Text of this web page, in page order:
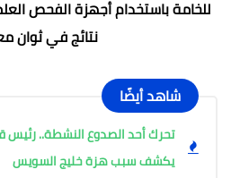
للخامة باستخدام أجهزة الفحص
نتائج في ثوان
شاهد أيضًا
تحرك أحد الصدوع النشطة.. رئيس
يكشف سبب هزة خليج السويس